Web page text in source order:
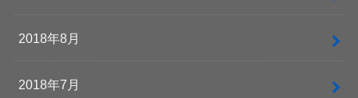
2018年8月
2018年7月